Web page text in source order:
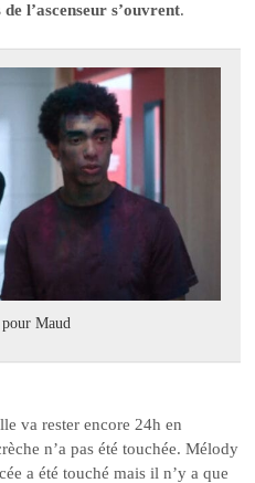
l’ascenseur s’ouvrent.
pour Maud
va rester encore 24h en
n’a pas été touchée. Mélody
a été touché mais il n’y a que